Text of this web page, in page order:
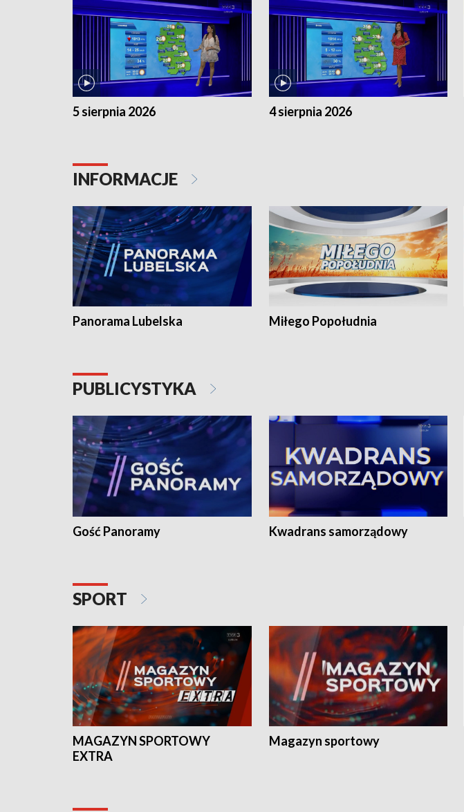
5 sierpnia 2026 4 sierpnia 2026
INFORMACJE
Panorama Lubelska Miłego Popołudnia
PUBLICYSTYKA
Gość Panoramy Kwadrans samorządowy
SPORT
MAGAZYN SPORTOWY
EXTRA
Magazyn sportowy